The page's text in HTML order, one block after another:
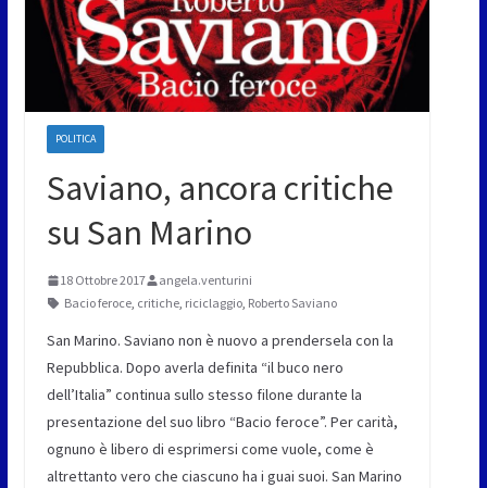
POLITICA
Saviano, ancora critiche
su San Marino
18 Ottobre 2017
angela.venturini
Bacio feroce, critiche, riciclaggio, Roberto Saviano
San Marino. Saviano non è nuovo a prendersela con la
Repubblica. Dopo averla definita “il buco nero
dell’Italia” continua sullo stesso filone durante la
presentazione del suo libro “Bacio feroce”. Per carità,
ognuno è libero di esprimersi come vuole, come è
altrettanto vero che ciascuno ha i guai suoi. San Marino